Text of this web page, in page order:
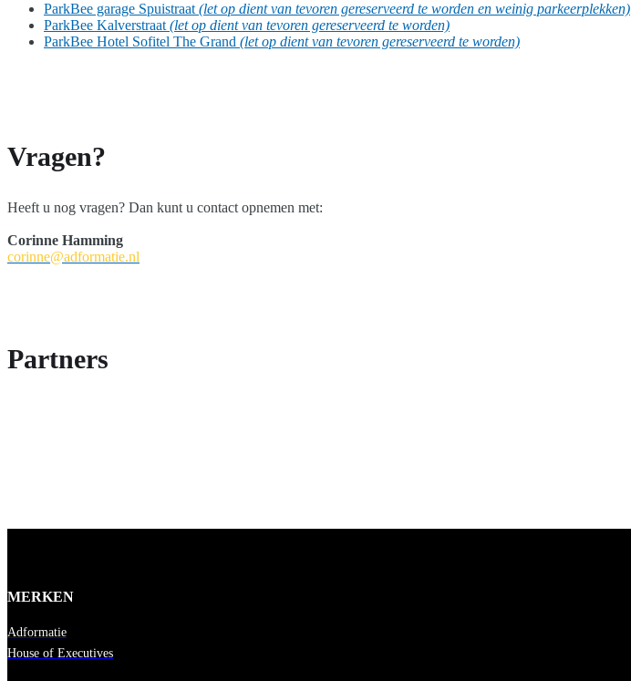
ParkBee garage Spuistraat (let op dient van tevoren gereserveerd te worden en weinig parkeerplekken)
ParkBee Kalverstraat (let op dient van tevoren gereserveerd te worden)
ParkBee Hotel Sofitel The Grand (let op dient van tevoren gereserveerd te worden)
Vragen?
Heeft u nog vragen? Dan kunt u contact opnemen met:
Corinne Hamming
corinne@adformatie.nl
Partners
MERKEN
Adformatie
House of Executives